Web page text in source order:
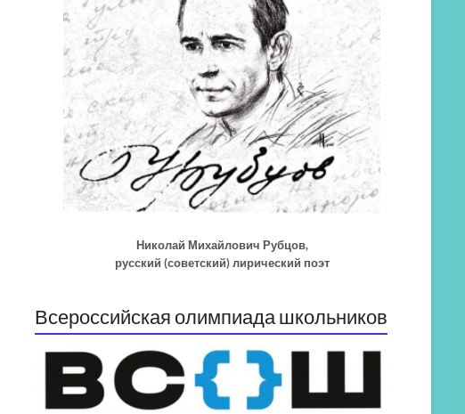
Николай Михайлович Рубцов,
русский (советский) лирический поэт
Всероссийская олимпиада школьников